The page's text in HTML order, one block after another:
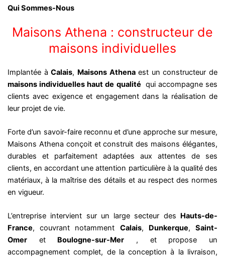
Qui Sommes-Nous
Maisons Athena : constructeur de
maisons individuelles
Implantée àCalais, Maisons Athenaest un constructeur de
maisons individuelles haut de qualité qui accompagne ses
clients avec exigence et engagement dans la réalisation de
leur projet de vie.
Forte d’un savoir-faire reconnu et d’une approche sur mesure,
Maisons Athena conçoit et construit des maisons élégantes,
durables et parfaitement adaptées aux attentes de ses
clients, en accordant une attention particulière à la qualité des
matériaux, à la maîtrise des détails et au respect des normes
en vigueur.
L’entreprise intervient sur un large secteur des Hauts-de-
France, couvrant notamment Calais, Dunkerque,Saint-
Omer et Boulogne-sur-Mer , et propose un
accompagnement complet, de la conception à la livraison,